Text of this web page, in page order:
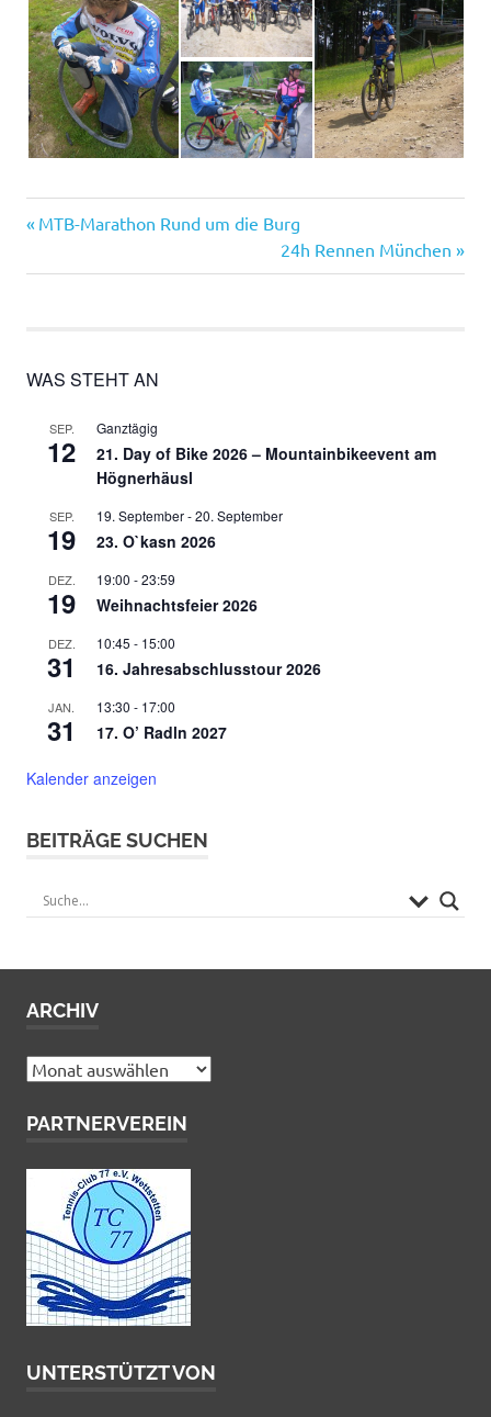
Beitragsnavigation
Vorheriger
MTB-Marathon Rund um die Burg
Nächster
Beitrag:
24h Rennen München
WAS STEHT AN
SEP.
12
Ganztägig
21. Day of Bike 2026 – Mountainbikeevent am
Högnerhäusl
SEP.
19
19. September-20. September
23. O`kasn 2026
DEZ.
19
19:00 -23:59
Weihnachtsfeier 2026
DEZ.
31
10:45 - 15:00
16. Jahresabschlusstour 2026
JAN.
31
13:30 - 17:00
17. O’ Radln 2027
Kalender anzeigen
BEITRÄGE SUCHEN
ARCHIV
Archiv
PARTNERVEREIN
UNTERSTÜTZT VON